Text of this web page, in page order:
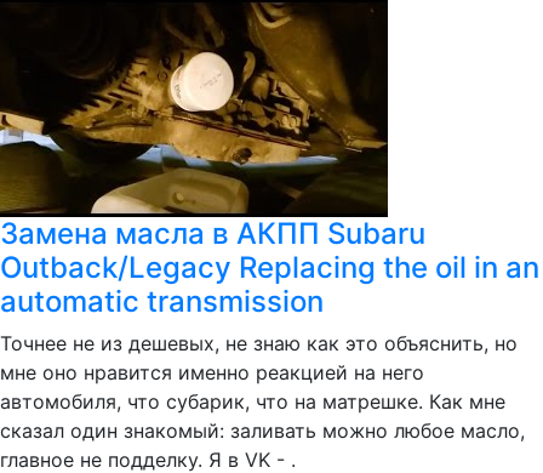
Замена масла в АКПП Subaru
Outback/Legacy Replacing the oil in an
automatic transmission
Точнее не из дешевых, не знаю как это объяснить, но
мне оно нравится именно реакцией на него
автомобиля, что субарик, что на матрешке. Как мне
сказал один знакомый: заливать можно любое масло,
главное не подделку. Я в VK - .